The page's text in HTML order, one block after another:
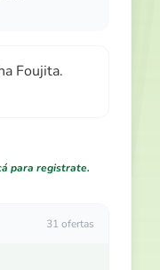
Foujita.
para registrate.
31 ofertas